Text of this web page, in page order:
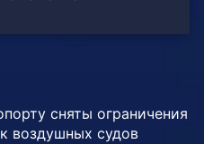
сняты ограничения
воздушных судов